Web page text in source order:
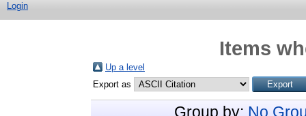
Login
Items
Up a level
Export as
Group by: No